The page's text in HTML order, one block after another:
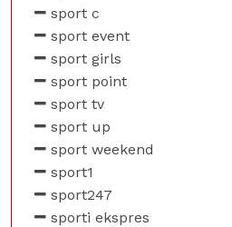
sport c
sport event
sport girls
sport point
sport tv
sport up
sport weekend
sport1
sport247
sporti ekspres